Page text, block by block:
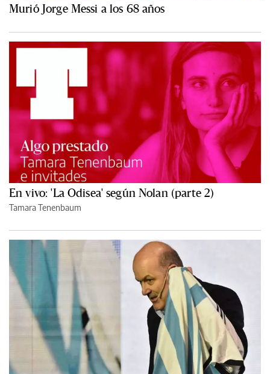
Murió Jorge Messi a los 68 años
En vivo: 'La Odisea' según Nolan (parte 2)
Tamara Tenenbaum